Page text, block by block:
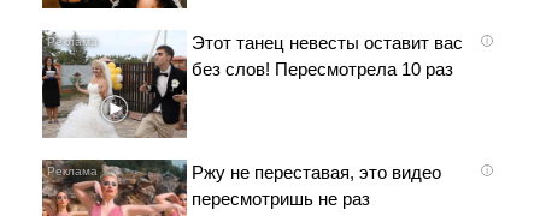
i
Этот танец невесты оставит вас
без слов! Пересмотрела 10 раз
i
Ржу не переставая, это видео
пересмотришь не раз